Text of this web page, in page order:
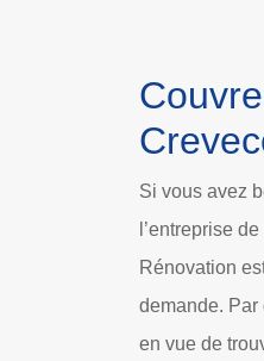
Si vous avez
l’entreprise
Rénovation
demande. Par
en vue de